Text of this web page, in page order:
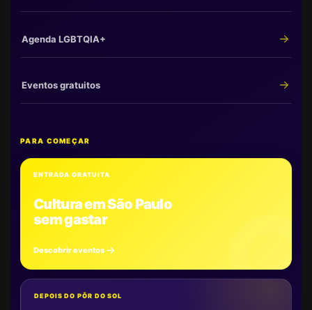
Agenda LGBTQIA+
Eventos gratuitos
PARA COMEÇAR
ENTRADA GRATUITA
Cultura em São Paulo
sem gastar
Descobrir eventos
DEPOIS DO PÔR DO SOL